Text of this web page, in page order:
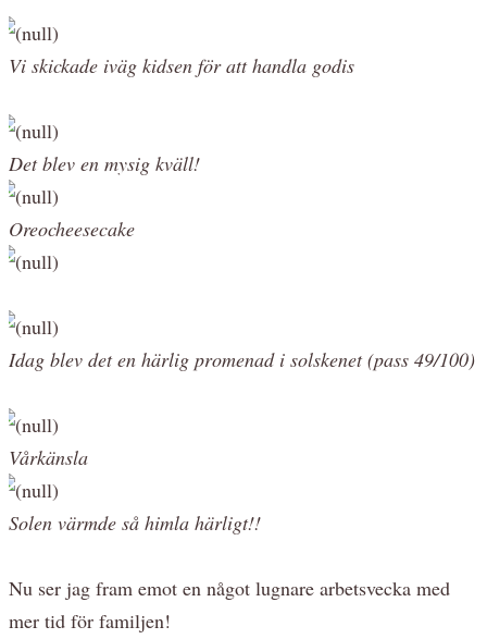
Vi skickade iväg kidsen för att handla godis
Det blev en mysig kväll!
Oreocheesecake
Idag blev det en härlig promenad i solskenet (pass 49/100)
Vårkänsla
Solen värmde så himla härligt!!
Nu ser jag fram emot en något lugnare arbetsvecka med
mer tid för familjen!